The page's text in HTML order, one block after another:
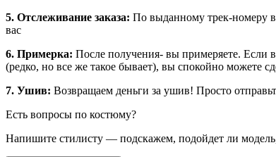
5. Отслеживание заказа: По выданному трек-номеру
вас
6. Примерка: После получения- вы примеряете. Если
(редко, но все же такое бывает), вы спокойно можете
7. Ушив: Возвращаем деньги за ушив! Просто
Есть вопросы по костюму?
Напишите стилисту — подскажем, подойдет ли